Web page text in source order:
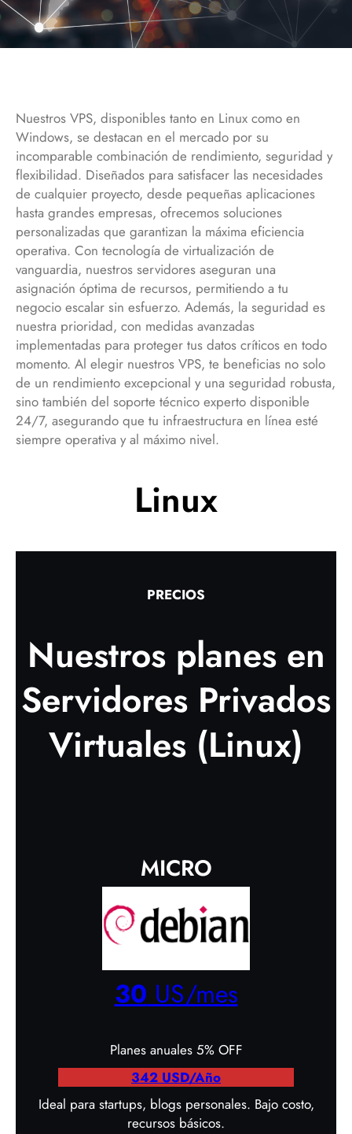
Nuestros VPS, disponibles tanto en Linux como en
Windows, se destacan en el mercado por su
incomparable combinación de rendimiento, seguridad y
flexibilidad. Diseñados para satisfacer las necesidades
de cualquier proyecto, desde pequeñas aplicaciones
hasta grandes empresas, ofrecemos soluciones
personalizadas que garantizan la máxima eficiencia
operativa. Con tecnología de virtualización de
vanguardia, nuestros servidores aseguran una
asignación óptima de recursos, permitiendo a tu
negocio escalar sin esfuerzo. Además, la seguridad es
nuestra prioridad, con medidas avanzadas
implementadas para proteger tus datos críticos en todo
momento. Al elegir nuestros VPS, te beneficias no solo
de un rendimiento excepcional y una seguridad robusta,
sino también del soporte técnico experto disponible
24/7, asegurando que tu infraestructura en línea esté
siempre operativa y al máximo nivel.
Linux
PRECIOS
Nuestros planes en
Servidores Privados
Virtuales (Linux)
MICRO
30 US/mes
Planes anuales 5% OFF
342 USD/Año
Ideal para startups, blogs personales. Bajo costo,
recursos básicos.